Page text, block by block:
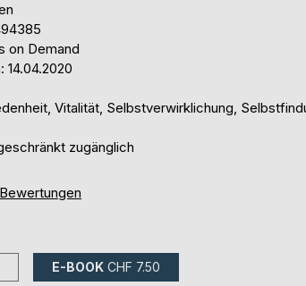
on Demand
14.04.2020
Vitalität, Selbstverwirklichung,
zugänglich
Bewertungen
E-BOOK CHF 7.50